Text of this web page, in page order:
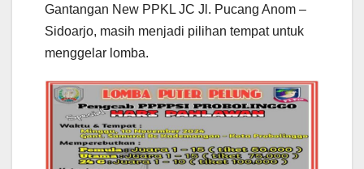
Gantangan New PPKL JC Jl. Pucang Anom –
Sidoarjo, masih menjadi pilihan tempat untuk
menggelar lomba.